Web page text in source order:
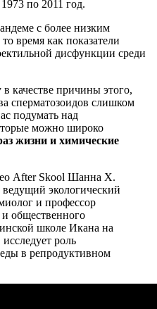
по 2011 год.
с более низким
время как показатели
дисфункции среди
качестве причины этого,
сперматозоидов слишком
подумать над
можно широко
жизни и химические
After Skool Шанна Х.
экологический
и профессор
общественного
школе Икана на
роль
в репродуктивном